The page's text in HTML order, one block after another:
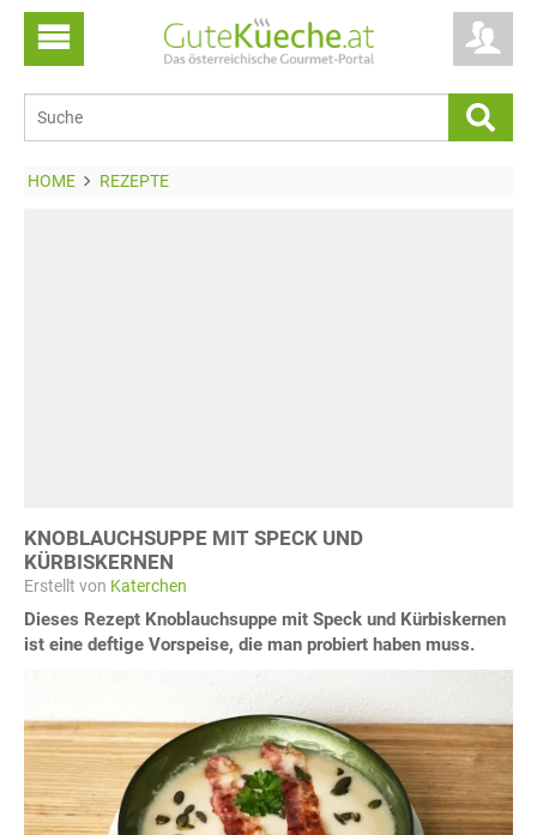
HOME REZEPTE
KNOBLAUCHSUPPE MIT SPECK UND
KÜRBISKERNEN
Erstellt von Katerchen
Dieses Rezept Knoblauchsuppe mit Speck und Kürbiskernen
ist eine deftige Vorspeise, die man probiert haben muss.